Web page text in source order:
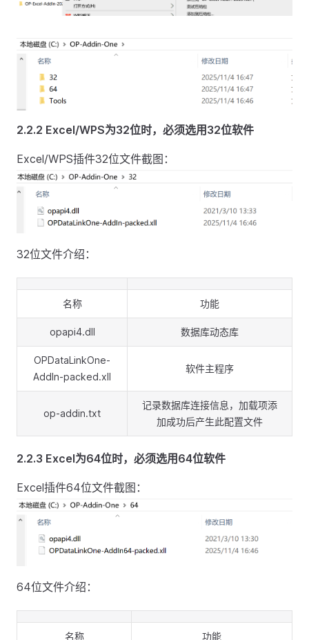
2.2.2 Excel/WPS为32位时，必须选用32位软件
Excel/WPS插件32位文件截图：
32位文件介绍：
名称 功能
opapi4.dll 数据库动态库
OPDataLinkOne-
AddIn-packed.xll
软件主程序
op-addin.txt
记录数据库连接信息，加载项添
加成功后产生此配置文件
2.2.3 Excel为64位时，必须选用64位软件
Excel插件64位文件截图：
64位文件介绍：
名称 功能